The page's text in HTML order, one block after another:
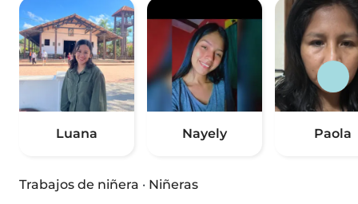
Luana Nayely Paola
Trabajos de niñera · Niñeras